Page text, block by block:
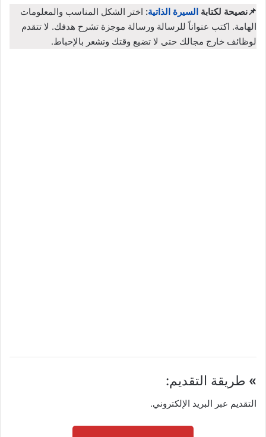
📌نصيحة لكتابة السيرة الذاتية: اختر الشكل المناسب والمعلومات
الهامة. اكتب عنواناً للرسالة ورسالة موجزة تشرح هدفك. لا تتقدم
لوظائف خارج مجالك حتى لا تضيع وقتك وتشعر بالإحباط.
» طريقة التقديم:
التقديم عبر البريد الإلكتروني.